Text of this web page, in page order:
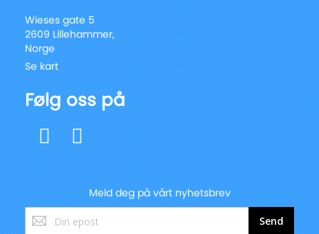
Wieses gate 5
2609 Lillehammer,
Norge
Se kart
Følg oss på
Meld deg på vårt nyhetsbrev
Registrer
deg
Send